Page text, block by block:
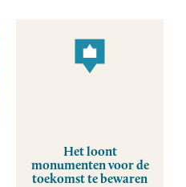
Het loont
monumenten voor de
toekomst te bewaren